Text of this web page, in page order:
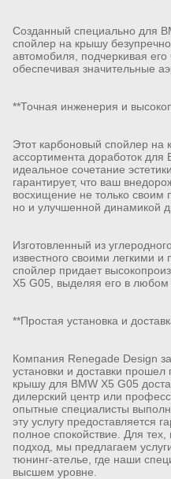
Созданный специально для
спойлер на крышу
автомобиля, подчеркивая
обеспечивая значительные
**Точная инженерия и
Этот карбоновый спойлер на
ассортимента доработок для
идеальное сочетание
гарантирует, что ваш
восхищение не только
но и улучшенной динамикой
Изготовленный из
известного своими легкими
спойлер придает
X5 G05, выделяя его в любом
**Простая установка и
Компания Renegade Design
установки и доставки
крышу для BMW X5 G05
дилерский центр или
опытные специалисты
эту услугу предоставляется
полное спокойствие. Для
подход, мы предлагаем
тюнинг-ателье, где наши
высшем уровне.